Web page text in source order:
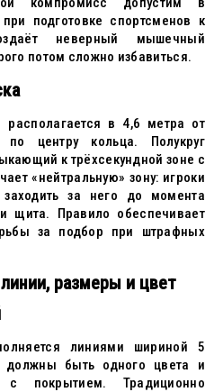
подготовке спортсменов к
неверный мышечный
потом сложно избавиться.
в 4,6 метра от
центру кольца. Полукруг
к трёхсекундной зоне с
«нейтральную» зону: игроки
за него до момента
щита. Правило обеспечивает
за подбор при штрафных
размеры и цвет
линиями шириной 5
должны быть одного цвета и
с покрытием. Традиционно